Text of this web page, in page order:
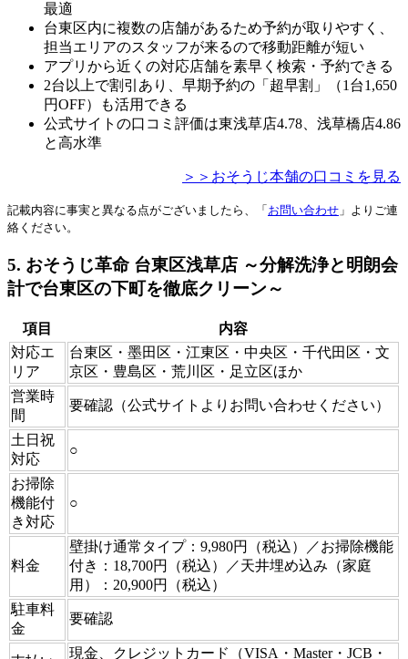
最適
台東区内に複数の店舗があるため予約が取りやすく、
担当エリアのスタッフが来るので移動距離が短い
アプリから近くの対応店舗を素早く検索・予約できる
2台以上で割引あり、早期予約の「超早割」（1台1,650
円OFF）も活用できる
公式サイトの口コミ評価は東浅草店4.78、浅草橋店4.86
と高水準
＞＞おそうじ本舗の口コミを見る
記載内容に事実と異なる点がございましたら、「 お問い合わせ 」よりご連
絡ください。
5. おそうじ革命 台東区浅草店 ～分解洗浄と明朗会
計で台東区の下町を徹底クリーン～
項目
内容
対応エ
リア
台東区・墨田区・江東区・中央区・千代田区・文
京区・豊島区・荒川区・足立区ほか
営業時
間
要確認（公式サイトよりお問い合わせください）
土日祝
対応
○
お掃除
機能付
き対応
○
料金
壁掛け通常タイプ：9,980円（税込）／お掃除機能
付き：18,700円（税込）／天井埋め込み（家庭
用）：20,900円（税込）
駐車料
金
要確認
現金、クレジットカード（VISA・Master・JCB・